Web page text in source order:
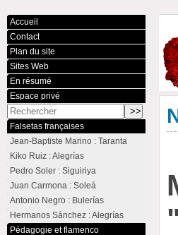
Accueil
Contact
Plan du site
Sites Web
En résumé
Espace privé
Falsetas françaises
Jean-Baptiste Marino : Taranta
Kiko Ruiz : Alegrías
Pedro Soler : Siguiriya
Juan Carmona : Soleá
Antonio Negro : Bulerías
Hermanos Sánchez : Alegrías
Pédagogie et flamenco